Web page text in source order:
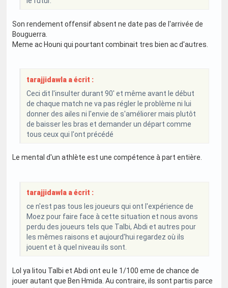
Son rendement offensif absent ne date pas de l'arrivée de
Bouguerra.
Meme ac Houni qui pourtant combinait tres bien ac d'autres.
tarajjidawla a écrit :
Ceci dit l'insulter durant 90' et même avant le début
de chaque match ne va pas régler le problème ni lui
donner des ailes ni l'envie de s'améliorer mais plutôt
de baisser les bras et demander un départ comme
tous ceux qui l'ont précédé
Le mental d'un athlète est une compétence à part entière.
tarajjidawla a écrit :
ce n'est pas tous les joueurs qui ont l'expérience de
Moez pour faire face à cette situation et nous avons
perdu des joueurs tels que Talbi, Abdi et autres pour
les mêmes raisons et aujourd'hui regardez où ils
jouent et à quel niveau ils sont.
Lol ya litou Talbi et Abdi ont eu le 1/100 eme de chance de
jouer autant que Ben Hmida. Au contraire, ils sont partis parce